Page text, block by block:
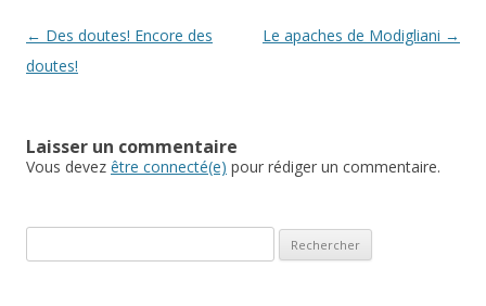
Navigation
des
← Des doutes! Encore des
doutes!
Le apaches de Modigliani →
Laisser un commentaire
Vous devez être connecté(e) pour rédiger un commentaire.
e